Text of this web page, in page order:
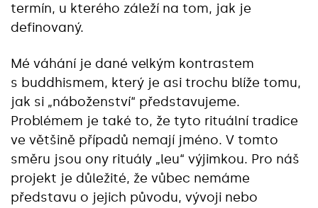
termín, u kterého záleží na tom, jak je
definovaný.
Mé váhání je dané velkým kontrastem
s buddhismem, který je asi trochu blíže tomu,
jak si „náboženství“ představujeme.
Problémem je také to, že tyto rituální tradice
ve většině případů nemají jméno. V tomto
směru jsou ony rituály „leu“ výjimkou. Pro náš
projekt je důležité, že vůbec nemáme
představu o jejich původu, vývoji nebo